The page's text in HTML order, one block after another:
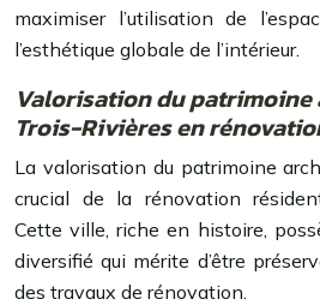
maximiser l’utilisation de
l’esthétique globale de l’intérieur.
Valorisation du
Trois-Rivières en
La valorisation du patrimoine
crucial de la rénovation
Cette ville, riche en histoire,
diversifié qui mérite d’être
des travaux de rénovation.